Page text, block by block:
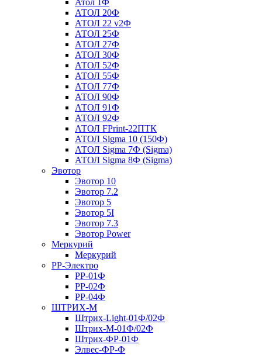
АТОЛ 20Ф
АТОЛ 22 v2Ф
АТОЛ 25Ф
АТОЛ 27Ф
АТОЛ 30Ф
АТОЛ 52Ф
АТОЛ 55Ф
АТОЛ 77Ф
АТОЛ 90Ф
АТОЛ 91Ф
АТОЛ 92Ф
АТОЛ FPrint-22ПТК
АТОЛ Sigma 10 (150Ф)
АТОЛ Sigma 7Ф (Sigma)
АТОЛ Sigma 8Ф (Sigma)
Эвотор
Эвотор 10
Эвотор 7.2
Эвотор 5
Эвотор 5I
Эвотор 7.3
Эвотор Power
Меркурий
Меркурий
РР-Электро
РР-01Ф
РР-02Ф
РР-04Ф
ШТРИХ-М
Штрих-Light-01Ф/02Ф
Штрих-М-01Ф/02Ф
Штрих-ФР-01Ф
Элвес-ФР-Ф